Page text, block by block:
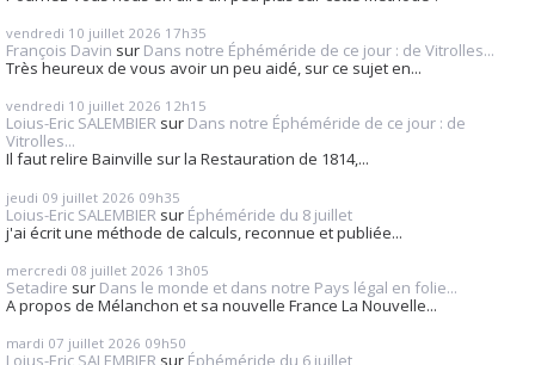
vendredi 10 juillet 2026 17h35
François Davin sur Dans notre Éphéméride de ce jour : de Vitrolles...
Très heureux de vous avoir un peu aidé, sur ce sujet en...
vendredi 10 juillet 2026 12h15
Loius-Eric SALEMBIER sur Dans notre Éphéméride de ce jour : de
Vitrolles...
Il faut relire Bainville sur la Restauration de 1814,...
jeudi 09 juillet 2026 09h35
Loius-Eric SALEMBIER sur Éphéméride du 8 juillet
j'ai écrit une méthode de calculs, reconnue et publiée...
mercredi 08 juillet 2026 13h05
Setadire sur Dans le monde et dans notre Pays légal en folie...
A propos de Mélanchon et sa nouvelle France La Nouvelle...
mardi 07 juillet 2026 09h50
Loius-Eric SALEMBIER sur Éphéméride du 6 juillet